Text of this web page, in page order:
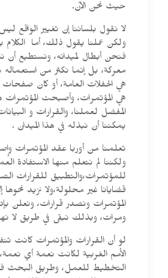
حيث نحن الآن.
لا نقول بلساننا إن تغيير الواقع
ولكن عملنا يقول ذلك، أما الكلام
فنحن أبطال لميدانه، ونستطيع أن
معركة، بل إنما نكثر من استعماله
هي الحفلات العامة، أو كان صفحات
هي المؤتمرات، وأصبحت المؤتمرات
المفضل لعملنا، والقرارات و
يمكننا أن نبذله في هذا الميدان .
تعلمنا من أوربا عقد المؤتمرات
ولكننا لم نتعلم منها الاستفادة
للمؤتمرات،والتطبيق للقرارات
قضايانا غير محلولة،ولا نزيد نحوها
المؤتمرات ونصدر قرارات، ونعلن
ومرات، وبذلك نبقى في طريق لا
لو أن القرارات والمؤتمرات كانت
الأمم الغربية لكانت نعمة أي
التخطيط للعمل، وطريق البحث